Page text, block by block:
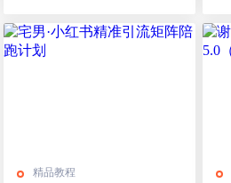
精品教程